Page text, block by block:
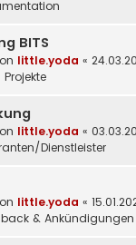
BITS
little.yoda «
Projekte
little.yoda «
Dienstleister
little.yoda «
&